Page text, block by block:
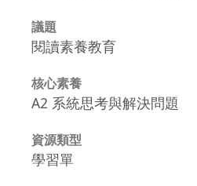
議題
閱讀素養教育
核心素養
A2 系統思考與解決問題
資源類型
學習單